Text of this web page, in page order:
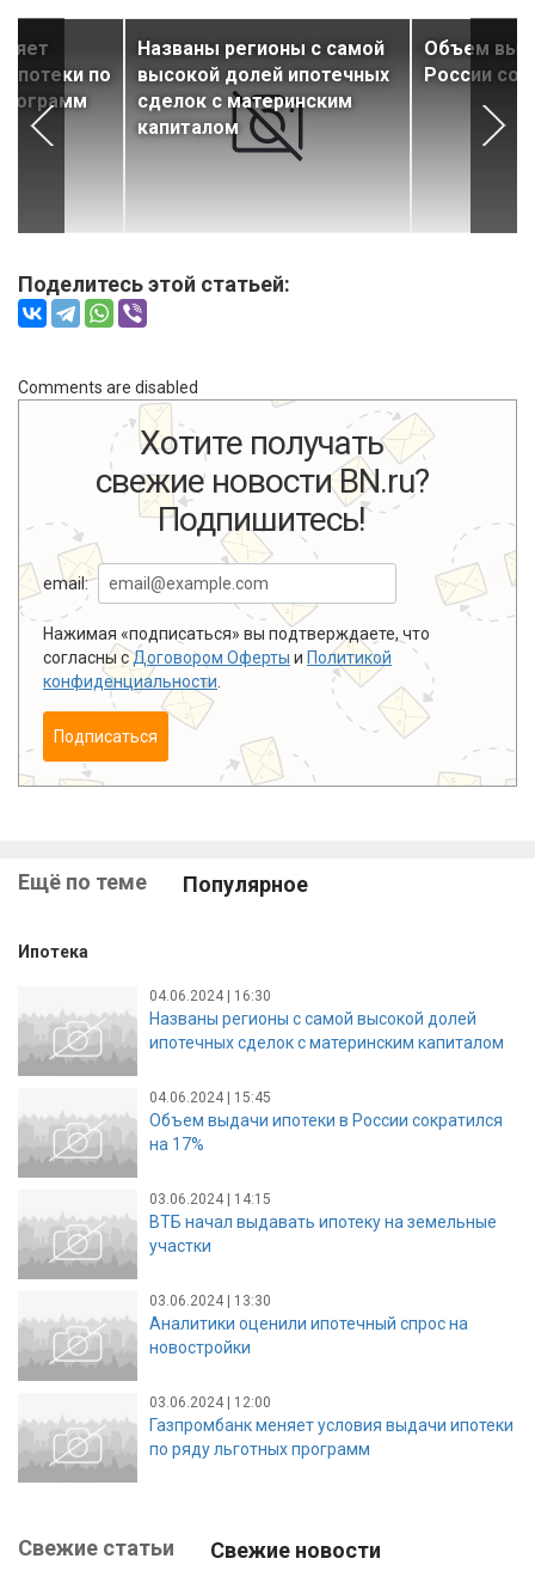
по
Названы регионы с самой
высокой долей ипотечных
сделок с материнским
капиталом
Объем
России
Поделитесь этой статьей:
Comments are disabled
Хотите получать
свежие новости BN.ru?
Подпишитесь!
email:
Нажимая «подписаться» вы подтверждаете, что
согласны сДоговором Оферты и Политикой
конфиденциальности
Подписаться
Ещё по теме Популярное
Ипотека
04.06.2024 | 16:30
Названы регионы с самой высокой долей
ипотечных сделок с материнским капиталом
04.06.2024 | 15:45
Объем выдачи ипотеки в России сократился
на 17%
03.06.2024 | 14:15
ВТБ начал выдавать ипотеку на земельные
участки
03.06.2024 | 13:30
Аналитики оценили ипотечный спрос на
новостройки
03.06.2024 | 12:00
Газпромбанк меняет условия выдачи ипотеки
по ряду льготных программ
Свежие статьи Свежие новости